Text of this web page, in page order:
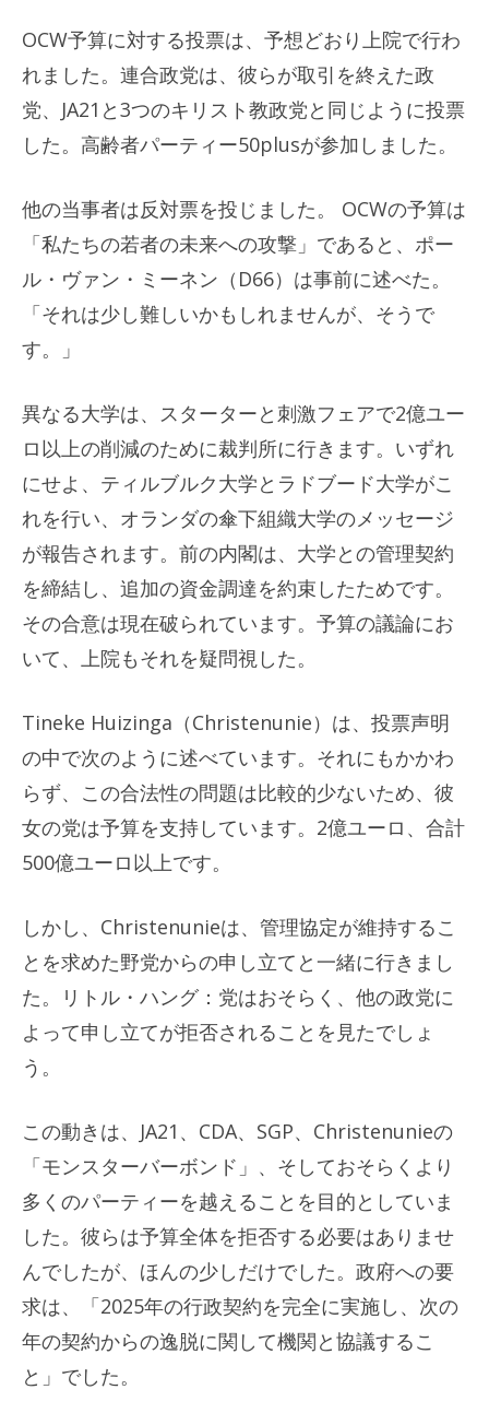
OCW予算に対する投票は、予想どおり上院で行わ
れました。連合政党は、彼らが取引を終えた政
党、JA21と3つのキリスト教政党と同じように投票
した。高齢者パーティー50plusが参加しました。
他の当事者は反対票を投じました。 OCWの予算は
「私たちの若者の未来への攻撃」であると、ポー
ル・ヴァン・ミーネン（D66）は事前に述べた。
「それは少し難しいかもしれませんが、そうで
す。」
異なる大学は、スターターと刺激フェアで2億ユー
ロ以上の削減のために裁判所に行きます。いずれ
にせよ、ティルブルク大学とラドブード大学がこ
れを行い、オランダの傘下組織大学のメッセージ
が報告されます。前の内閣は、大学との管理契約
を締結し、追加の資金調達を約束したためです。
その合意は現在破られています。予算の議論にお
いて、上院もそれを疑問視した。
Tineke Huizinga（Christenunie）は、投票声明
の中で次のように述べています。それにもかかわ
らず、この合法性の問題は比較的少ないため、彼
女の党は予算を支持しています。2億ユーロ、合計
500億ユーロ以上です。
しかし、Christenunieは、管理協定が維持するこ
とを求めた野党からの申し立てと一緒に行きまし
た。リトル・ハング：党はおそらく、他の政党に
よって申し立てが拒否されることを見たでしょ
う。
この動きは、JA21、CDA、SGP、Christenunieの
「モンスターバーボンド」、そしておそらくより
多くのパーティーを越えることを目的としていま
した。彼らは予算全体を拒否する必要はありませ
んでしたが、ほんの少しだけでした。政府への要
求は、「2025年の行政契約を完全に実施し、次の
年の契約からの逸脱に関して機関と協議するこ
と」でした。